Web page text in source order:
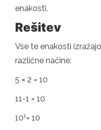
enakosti.
Rešitev
Vse te enakosti
različne načine:
5 × 2 = 10
11-1 = 10
101= 10